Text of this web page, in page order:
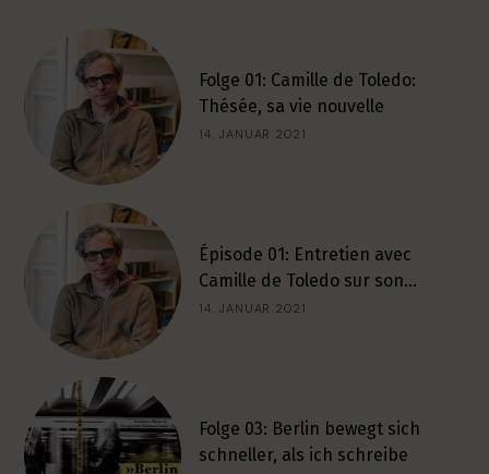
Folge 01: Camille de Toledo:
Thésée, sa vie nouvelle
14. JANUAR 2021
Épisode 01: Entretien avec
Camille de Toledo sur son…
14. JANUAR 2021
Folge 03: Berlin bewegt sich
schneller, als ich schreibe